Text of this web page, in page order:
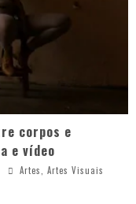
corpos e
e vídeo
Artes
Artes Visuais